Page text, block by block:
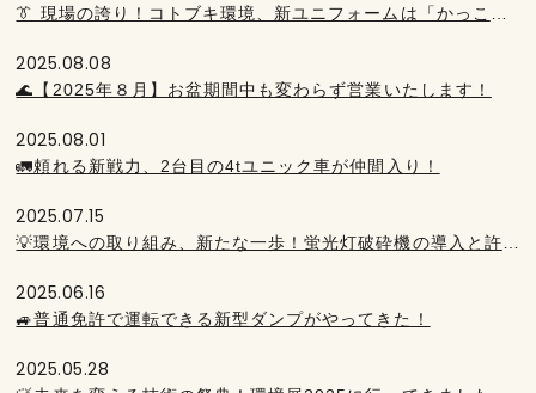
2025.08.08
🌊【2025年８月】お盆期間中も変わらず営業いたします！
2025.08.01
🚛頼れる新戦力、2台目の4tユニック車が仲間入り！
2025.07.15
2025.06.16
🚙普通免許で運転できる新型ダンプがやってきた！
2025.05.28